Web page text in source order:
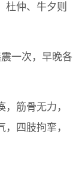
杜仲、牛夕则
一次，早晚各
筋骨无力，
四肢拘挛，